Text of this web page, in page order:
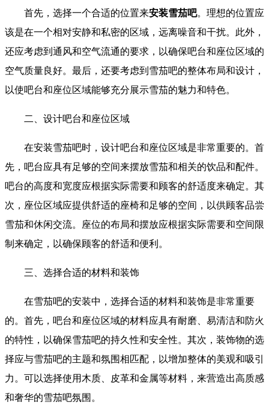
首先，选择一个合适的位置来安装雪茄吧。理想的位置应
该是在一个相对安静和私密的区域，远离噪音和干扰。此外，
还应考虑到通风和空气流通的要求，以确保吧台和座位区域的
空气质量良好。最后，还要考虑到雪茄吧的整体布局和设计，
以使吧台和座位区域能够充分展示雪茄的魅力和特色。
二、设计吧台和座位区域
在安装雪茄吧时，设计吧台和座位区域是非常重要的。首
先，吧台应具有足够的空间来摆放雪茄和相关的饮品和配件。
吧台的高度和宽度应根据实际需要和顾客的舒适度来确定。其
次，座位区域应提供舒适的座椅和足够的空间，以供顾客品尝
雪茄和休闲交流。座位的布局和摆放应根据实际需要和空间限
制来确定，以确保顾客的舒适和便利。
三、选择合适的材料和装饰
在雪茄吧的安装中，选择合适的材料和装饰是非常重要
的。首先，吧台和座位区域的材料应具有耐磨、易清洁和防火
的特性，以确保雪茄吧的持久性和安全性。其次，装饰物的选
择应与雪茄吧的主题和氛围相匹配，以增加整体的美观和吸引
力。可以选择使用木质、皮革和金属等材料，来营造出高质感
和奢华的雪茄吧氛围。